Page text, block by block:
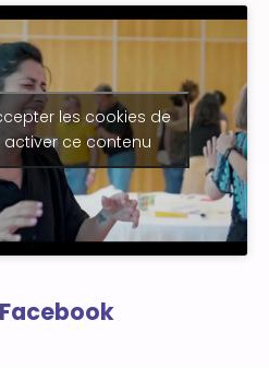
les cookies de
ce contenu